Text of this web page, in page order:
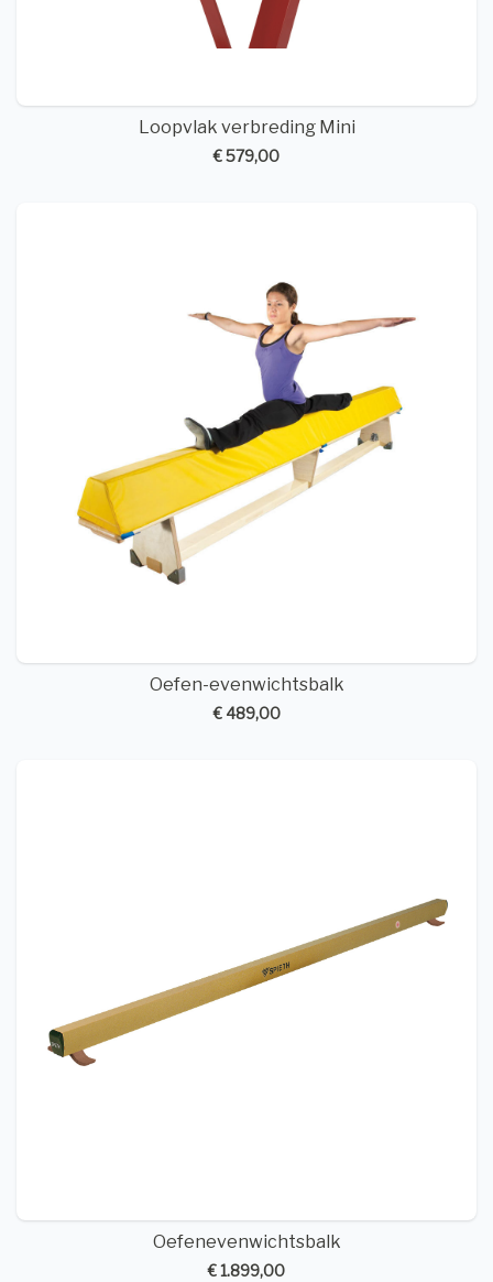
Loopvlak verbreding Mini
€ 579,00
Oefen-evenwichtsbalk
€ 489,00
Oefenevenwichtsbalk
€ 1.899,00